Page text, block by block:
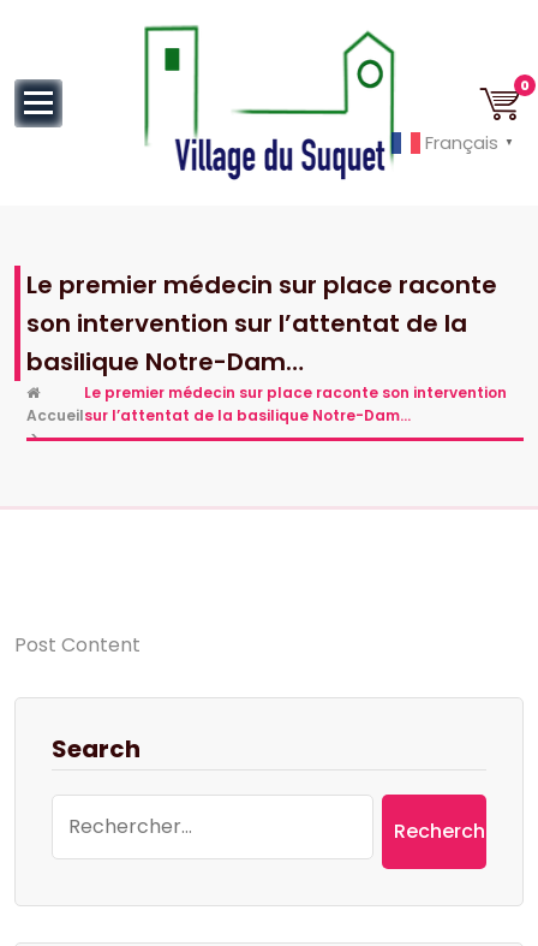
0
Le premier médecin sur place raconte
son intervention sur l’attentat de la
basilique Notre-Dam…
Accueil
>
Le premier médecin sur place raconte son intervention
sur l’attentat de la basilique Notre-Dam…
Post Content
Search
Français ▼